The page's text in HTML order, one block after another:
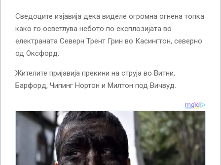
Сведоците изјавија дека виделе огромна огнена топка
како го осветлува небото по експлозијата во
електраната Северн Трент Грин во Касингтон, северно
од Оксфорд.
Жителите пријавија прекини на струја во Витни,
Барфорд, Чипинг Нортон и Милтон под Вичвуд.